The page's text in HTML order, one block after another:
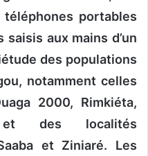
portables
aux mains d’un
des populations
notamment celles
2000, Rimkiéta,
et des localités
et Ziniaré. Les